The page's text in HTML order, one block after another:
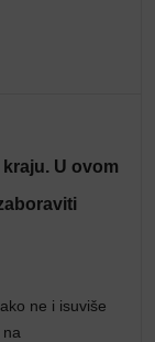
U ovom
ne i isuviše